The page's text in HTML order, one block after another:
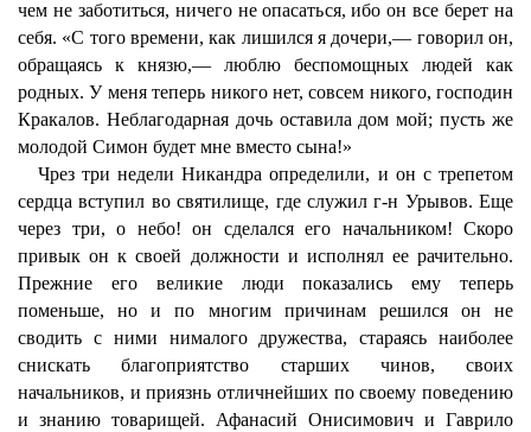
чем не заботиться, ничего не опасаться, ибо он все берет на
себя. «С того времени, как лишился я дочери,— говорил он,
обращаясь к князю,— люблю беспомощных людей как
родных. У меня теперь никого нет, совсем никого, господин
Кракалов. Неблагодарная дочь оставила дом мой; пусть же
молодой Симон будет мне вместо сына!»
Чрез три недели Никандра определили, и он с трепетом
сердца вступил во святилище, где служил г-н Урывов. Еще
через три, о небо! он сделался его начальником! Скоро
привык он к своей должности и исполнял ее рачительно.
Прежние его великие люди показались ему теперь
поменьше, но и по многим причинам решился он не
сводить с ними нималого дружества, стараясь наиболее
снискать благоприятство старших чинов, своих
начальников, и приязнь отличнейших по своему поведению
и знанию товарищей. Афанасий Онисимович и Гаврило